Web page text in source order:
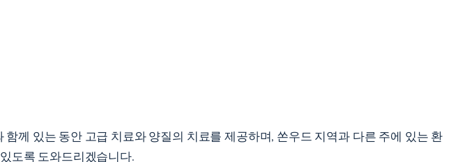
께 있는 동안 고급 치료와 양질의 치료를 제공하며, 쏜우드 지역과 다른 주에 있는 환
도록 도와드리겠습니다.